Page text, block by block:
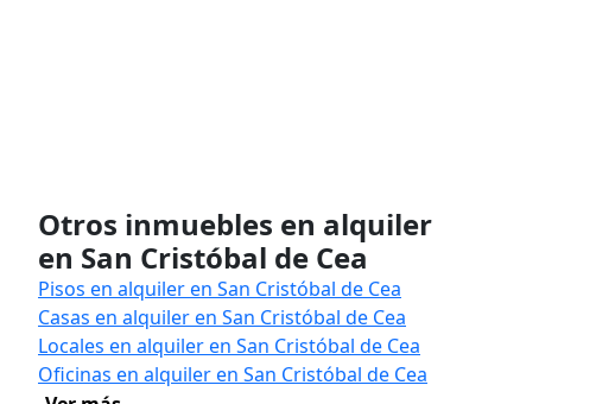
Otros inmuebles en alquiler
en San Cristóbal de Cea
Pisos en alquiler en San Cristóbal de Cea
Casas en alquiler en San Cristóbal de Cea
Locales en alquiler en San Cristóbal de Cea
Oficinas en alquiler en San Cristóbal de Cea